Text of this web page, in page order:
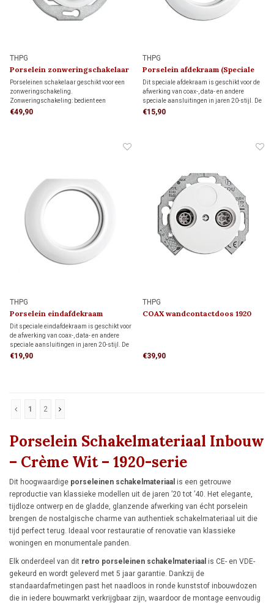
THPG
Porselein zonweringschakelaar
1920
Porseleinen schakelaar geschikt voor een
zonweringschakeling.
Zonweringschakeling: bedient een
elektrisch rolluik, screen of zonwering
€49,90
THPG
Porselein afdekraam (Speciale
Aansluiting)
Dit speciale afdekraam is geschikt voor de
afwerking van coax-, data- en andere
speciale aansluitingen in jaren 20-stijl. De
authentieke uitstraling maakt het ideaal
€15,90
THPG
Porselein eindafdekraam
(Speciale Aansluiting)
Dit speciale eindafdekraam is geschikt voor
de afwerking van coax-, data- en andere
speciale aansluitingen in jaren 20-stijl. De
authentieke uitstraling maakt het ideaal
€19,90
THPG
COAX wandcontactdoos 1920
€39,90
1 2
Porselein Schakelmateriaal Inbouw
– Crème Wit – 1920-serie
Dit hoogwaardige porseleinen schakelmateriaal is een getrouwe
reproductie van klassieke modellen uit de jaren ’20 tot ’40. Het elegante,
tijdloze ontwerp en de gladde, glanzende afwerking van écht porselein
brengen de nostalgische charme van authentiek schakelmateriaal uit die
tijd perfect terug. Ideaal voor restauratie of renovatie van klassieke
woningen en monumentale panden.
Elk onderdeel van dit retro porseleinen schakelmateriaal is CE- en VDE-
gekeurd en wordt geleverd met 5 jaar garantie. Dankzij de
standaardafmetingen past het naadloos in ronde kunststof inbouwdozen
die in iedere bouwmarkt verkrijgbaar zijn, waardoor de montage eenvoudig